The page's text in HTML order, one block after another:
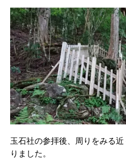
玉石社の参拝後、周りをみる
りました。